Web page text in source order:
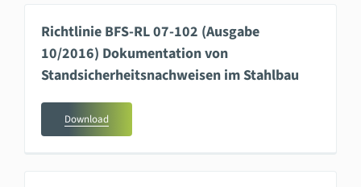
Richtlinie BFS-RL 07-102 (Ausgabe
10/2016) Dokumentation von
Standsicherheitsnachweisen im Stahlbau
Download